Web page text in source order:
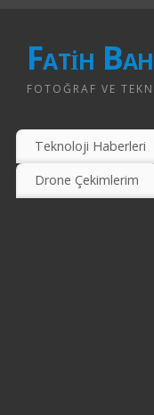
Fatih
FOTOĞRAF VE
Teknoloji Haberleri
Drone Çekimlerim